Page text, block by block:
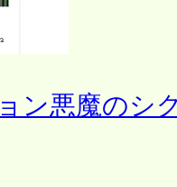
ン悪魔のシ